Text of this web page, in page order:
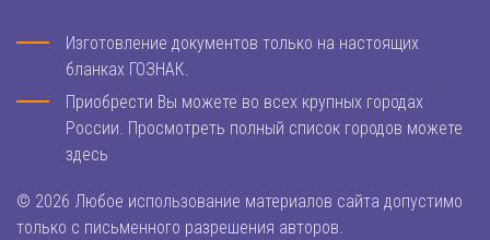
Изготовление документов только на настоящих
бланках ГОЗНАК.
Приобрести Вы можете во всех крупных городах
России. Просмотреть полный список городов можете
здесь
© 2026 Любое использование материалов сайта допустимо
только с письменного разрешения авторов.